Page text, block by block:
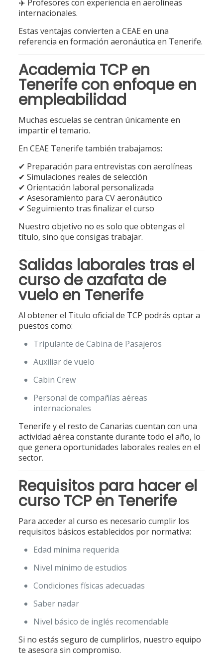
✈️ Profesores con experiencia en aerolíneas
internacionales.
Estas ventajas convierten a CEAE en una
referencia en formación aeronáutica en Tenerife.
Academia TCP en
Tenerife con enfoque en
empleabilidad
Muchas escuelas se centran únicamente en
impartir el temario.
En CEAE Tenerife también trabajamos:
✔ Preparación para entrevistas con aerolíneas
✔ Simulaciones reales de selección
✔ Orientación laboral personalizada
✔ Asesoramiento para CV aeronáutico
✔ Seguimiento tras finalizar el curso
Nuestro objetivo no es solo que obtengas el
título, sino que consigas trabajar.
Salidas laborales tras el
curso de azafata de
vuelo en Tenerife
Al obtener el Titulo oficial de TCP podrás optar a
puestos como:
Tripulante de Cabina de Pasajeros
Auxiliar de vuelo
Cabin Crew
Personal de compañías aéreas
internacionales
Tenerife y el resto de Canarias cuentan con una
actividad aérea constante durante todo el año, lo
que genera oportunidades laborales reales en el
sector.
Requisitos para hacer el
curso TCP en Tenerife
Para acceder al curso es necesario cumplir los
requisitos básicos establecidos por normativa:
Edad mínima requerida
Nivel mínimo de estudios
Condiciones físicas adecuadas
Saber nadar
Nivel básico de inglés recomendable
Si no estás seguro de cumplirlos, nuestro equipo
te asesora sin compromiso.